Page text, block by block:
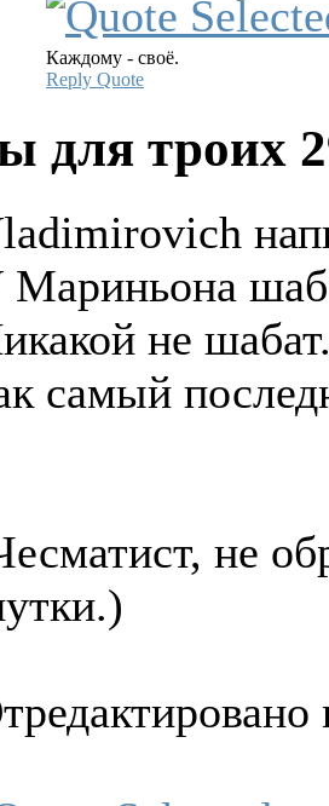
Каждому - своё.
Reply Quote
для троих
не
самый
не